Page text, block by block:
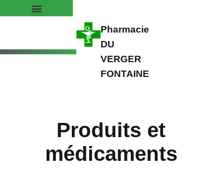
Pharmacie
DU
VERGER
FONTAINE
Produits et
médicaments